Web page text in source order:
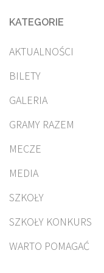
KATEGORIE
AKTUALNOŚCI
BILETY
GALERIA
GRAMY RAZEM
MECZE
MEDIA
SZKOŁY
SZKOŁY KONKURS
WARTO POMAGAĆ